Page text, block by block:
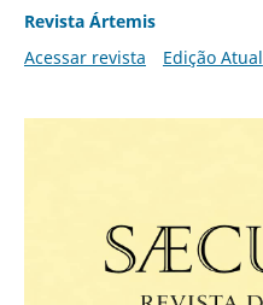
Revista Ártemis
Acessar revista
Edição Atual